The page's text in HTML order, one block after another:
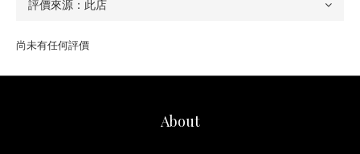
尚未有任何評價
About